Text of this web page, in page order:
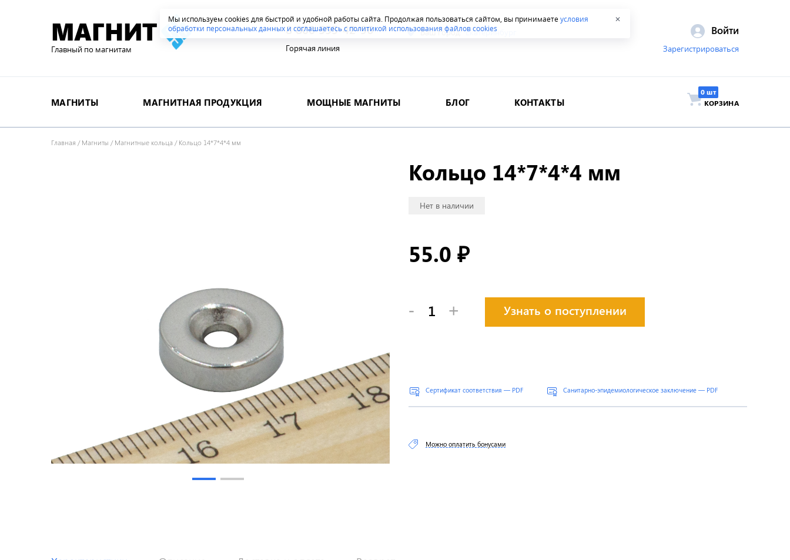
Мы используем cookies для быстрой и удобной работы сайта. Продолжая пользоваться сайтом, вы принимаетеусловия
обработки персональных данных и соглашаетесь с политикой использования файлов cookies
✕
МАГНИТ
Главный по магнитам
8 800 555-42-96
Горячая линия
Ваш город: Екатеринбург Войти
Зарегистрироваться
МАГНИТЫ МАГНИТНАЯ ПРОДУКЦИЯ МОЩНЫЕ МАГНИТЫ БЛОГ КОНТАКТЫ КОРЗИНА
Главная /Магниты /Магнитные кольца /Кольцо 14*7*4*4 мм
Кольцо 14*7*4*4 мм
Нет в наличии
55.0 ₽
- + Узнать о поступлении
Сертификат соответствия — PDF Санитарно-эпидемиологическое заключение — PDF
Можно оплатить бонусами